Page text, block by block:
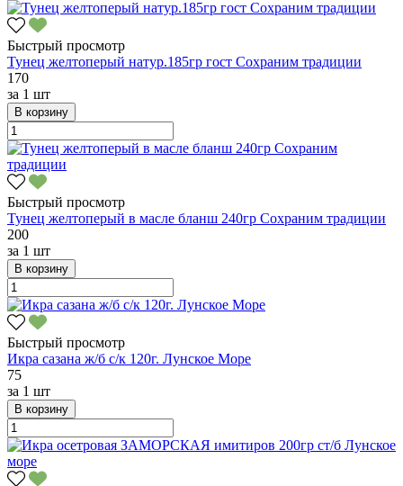
Быстрый просмотр
Тунец желтоперый натур.185гр гост Сохраним традиции
170
за 1 шт
В корзину
Быстрый просмотр
Тунец желтоперый в масле бланш 240гр Сохраним традиции
200
за 1 шт
В корзину
Быстрый просмотр
Икра сазана ж/б с/к 120г. Лунское Море
75
за 1 шт
В корзину